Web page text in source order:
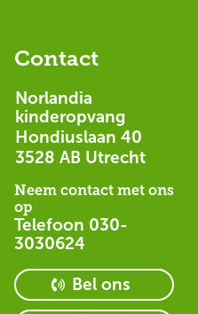
Contact
Norlandia
kinderopvang
Hondiuslaan 40
3528 AB Utrecht
Neem contact met ons
op
Telefoon 030-
3030624
Bel ons